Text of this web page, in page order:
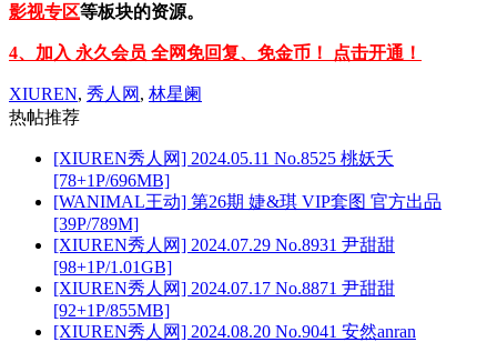
影视专区等板块的资源。
4、加入 永久会员 全网免回复、免金币！ 点击开通！
XIUREN, 秀人网 , 林星阑
热帖推荐
[XIUREN秀人网] 2024.05.11 No.8525 桃妖夭
[78+1P/696MB]
[WANIMAL王动] 第26期 婕&琪 VIP套图 官方出品
[39P/789M]
[XIUREN秀人网] 2024.07.29 No.8931 尹甜甜
[98+1P/1.01GB]
[XIUREN秀人网] 2024.07.17 No.8871 尹甜甜
[92+1P/855MB]
[XIUREN秀人网] 2024.08.20 No.9041 安然anran